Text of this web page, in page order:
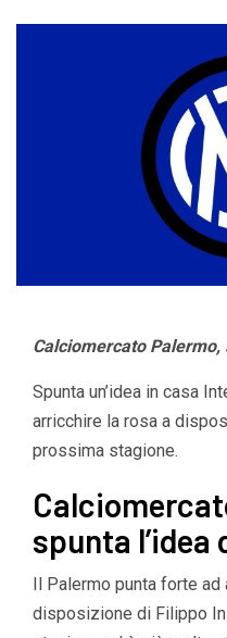
Calciomercato Palermo,
Spunta un’idea in casa
arricchire la rosa a
prossima stagione.
spunta l’idea
Il Palermo punta forte
disposizione di Filippo